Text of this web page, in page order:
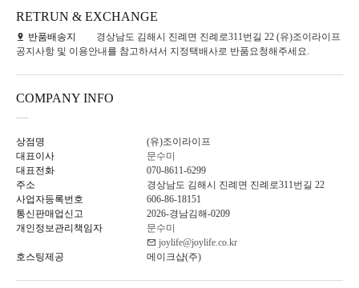
RETRUN & EXCHANGE
반품배송지
경상남도 김해시 진례면 진례로311번길 22 (유)조이라이프
공지사항 및 이용안내를 참고하셔서 지정택배사로 반품요청해주세요.
COMPANY INFO
상점명
(유)조이라이프
대표이사
문수미
대표전화
070-8611-6299
주소
경상남도 김해시 진례면 진례로311번길 22
사업자등록번호
606-86-18151
통신판매업신고
2026-경남김해-0209
개인정보관리책임자
문수미
joylife@joylife.co.kr
호스팅제공
메이크샵(주)